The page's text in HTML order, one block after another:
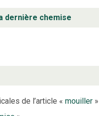
dernière chemise
de l’article « mouiller»